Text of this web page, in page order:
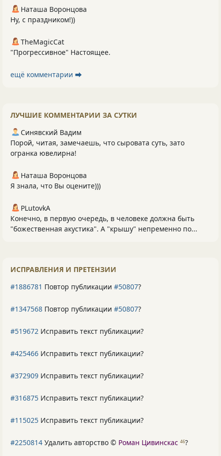
Наташа Воронцова
Ну, с праздником!))
TheMagicCat
"Прогрессивное" Настоящее.
ещё комментарии ⮕
ЛУЧШИЕ КОММЕНТАРИИ ЗА СУТКИ
Синявский Вадим
Порой, читая, замечаешь, что сыровата суть, зато
огранка ювелирна!
Наташа Воронцова
Я знала, что Вы оцените)))
PLutоvkА
Конечно, в первую очередь, в человеке должна быть
"божественная акустика". А "крышу" непременно по...
ИСПРАВЛЕНИЯ И ПРЕТЕНЗИИ
#1886781 Повтор публикации #50807?
#1347568 Повтор публикации #50807?
#519672 Исправить текст публикации?
#425466 Исправить текст публикации?
#372909 Исправить текст публикации?
#316875 Исправить текст публикации?
#115025 Исправить текст публикации?
#2250814 Удалить авторство © Роман Цивинскас 46?